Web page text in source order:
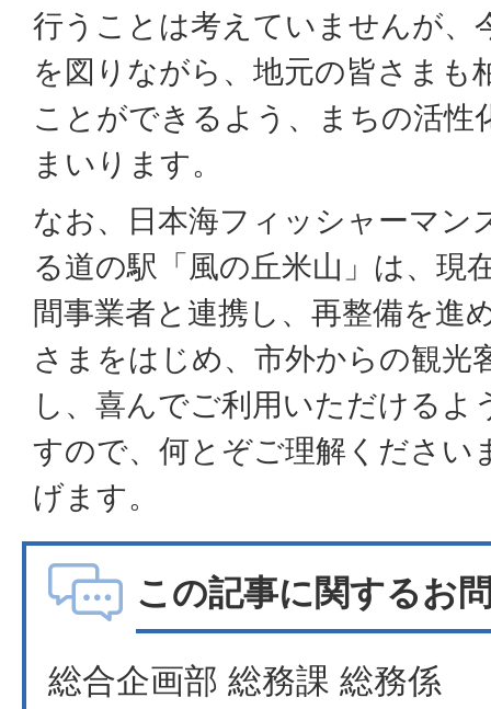
行うことは考えていませんが、
を図りながら、地元の皆さまも
ことができるよう、まちの活性
まいります。
なお、日本海フィッシャーマン
る道の駅「風の丘米山」は、現
間事業者と連携し、再整備を進
さまをはじめ、市外からの観光
し、喜んでご利用いただけるよ
すので、何とぞご理解ください
げます。
この記事に関するお
総合企画部 総務課 総務係